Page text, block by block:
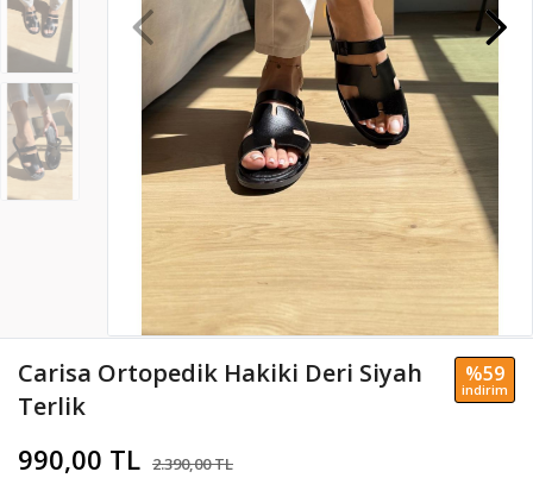
Carisa Ortopedik Hakiki Deri Siyah
Terlik
990,00 TL 2.390,00 TL
%59
i̇ndi̇ri̇m